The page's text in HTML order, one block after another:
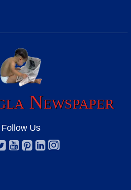
Newspaper
Follow Us